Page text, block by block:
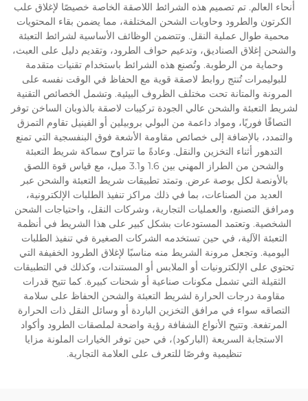
أنحاء العالم. تم تصميم هذه الشرائط اللاصقة الخاصة خصيصًا لإغلاق علب
الكرتون والطرود وحاويات الشحن المختلفة، مما يضمن بقاء المحتويات
محمية طوال عملية النقل. وتتضمن الوظائف الأساسية لشرائط التعبئة
والشحن إغلاق الصناديق، وتدعيم حواف الطرود، وتقديم دليل على العبث،
وحماية من الرطوبة. وتُصنع هذه الشرائط باستخدام تقنيات متقدمة
للبوليمرات تُنتج روابط لاصقة قوية مع الحفاظ في الوقت نفسه على
المرونة والمتانة تحت مختلف الظروف البيئية. وتشمل الخصائص التقنية
لشريط التعبئة والشحن عالي الجودة تركيبات لاصقة بالذوبان الساخن توفر
التصاقًا فوريًا، ومواد داعمة من البولي بروبيلين أو الفينيل تقاوم التمزق
والتمدد، بالإضافة إلى خصائص مقاومة الأشعة فوق البنفسجية التي تمنع
التدهور أثناء التخزين والنقل. وعادةً ما تتراوح سماكة شريط التعبئة
والشحن من الطراز المهني بين 1.6 و3.1 ميل، مع قياس قوة اللصق
بالأونصة لكل بوصة عرض. وتمتد تطبيقات شريط التعبئة والشحن عبر
العديد من الصناعات، بما في ذلك مراكز تنفيذ الطلبات الإلكترونية،
ومرافق التصنيع، والعمليات التجارية، وشركات النقل، واحتياجات الشحن
الشخصية. وتعتمد المستودعات بشكل كبير على هذا الشريط في أنظمة
التعبئة الآلية، في حين تستخدمه الشركات الصغيرة في تنفيذ الطلبات
اليومية. وتجعل مرونة الشريط منه مناسبًا لإغلاق الطرود الخفيفة التي
تحتوي على الإلكترونيات أو الملابس أو المستندات، وكذلك في التطبيقات
الثقيلة التي تشمل مكونات صناعية أو شحنات كبيرة. كما تتيح قدرات
مقاومة درجات الحرارة لشريط التعبئة والشحن الحفاظ على سلامة
التصاقه سواء في مرافق التخزين الباردة أو وسائل النقل ذات الحرارة
المرتفعة. وتتيح الأنواع الشفافة رؤية واضحة لملصقات الطرود وأكواد
الاستجابة السريعة (الباركود)، في حين توفر الخيارات الملونة مزايا
تنظيمية وفرصًا للتعرف على العلامة التجارية.